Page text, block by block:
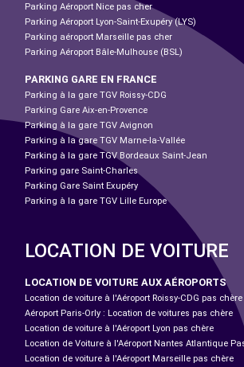
Parking Aéroport Nice pas cher
Parking Aéroport Lyon-Saint-Exupéry (LYS)
Parking aéroport Marseille pas cher
Parking Aéroport Bâle-Mulhouse (BSL)
PARKING GARE EN FRANCE
Parking à la gare TGV Roissy-CDG
Parking Gare Aix-en-Provence
Parking à la gare TGV Avignon
Parking à la gare TGV Marne-la-Vallée
Parking à la gare TGV Bordeaux Saint-Jean
Parking gare Saint-Charles
Parking Gare Saint Exupéry
Parking à la gare TGV Lille Europe
LOCATION DE VOITURE
LOCATION DE VOITURE AUX AÉROPORTS
Location de voiture à l'Aéroport Roissy-CDG pas chère
Aéroport Paris-Orly : Location de voitures pas chère
Location de voiture à l'Aéroport Lyon pas chère
Location de Voiture à l'Aéroport Nantes Atlantique
Location de voiture à l'Aéroport Marseille pas chère